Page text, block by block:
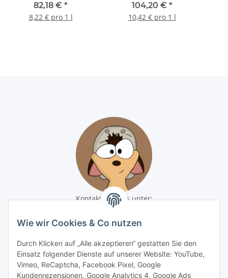
Wie wir Cookies & Co nutzen
Durch Klicken auf „Alle akzeptieren“ gestatten Sie den
Einsatz folgender Dienste auf unserer Website: YouTube,
Vimeo, ReCaptcha, Facebook Pixel, Google
Kundenrezensionen, Google Analytics 4, Google Ads
82,18 € *
8,22 € pro 1 l
104,20 € *
10,42 € pro 1 l
Kontaktiere uns unter:
shop@baunativ.de
+49 3435 66699899
Informationen
Gesetzliche Informationen